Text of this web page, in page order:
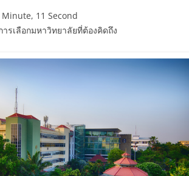
Minute, 11 Second
รเลือกมหาวิทยาลัยที่ต้องคิดถึง